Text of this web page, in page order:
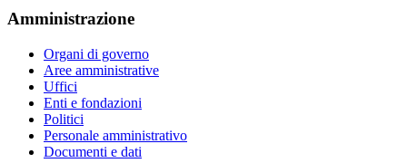
Amministrazione
Organi di governo
Aree amministrative
Uffici
Enti e fondazioni
Politici
Personale amministrativo
Documenti e dati